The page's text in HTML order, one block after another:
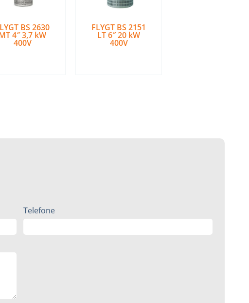
BS 2630
4″ 3,7 kW
400V
FLYGT BS 2151
LT 6″ 20 kW
400V
Telefone